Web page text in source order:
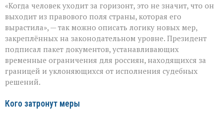
на
дистанцию,
но
не
на
безнаказанность»:
новые
ограничения
для
«Когда человек уходит за горизонт, это не значит, что он
выходит из правового поля страны, которая его
вырастила», — так можно описать логику новых мер,
закреплённых на законодательном уровне. Президент
подписал пакет документов, устанавливающих
временные ограничения для россиян, находящихся за
границей и уклоняющихся от исполнения судебных
решений.
Кого затронут меры